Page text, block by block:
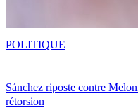
Sánchez riposte contre
rétorsion
POLITIQUE